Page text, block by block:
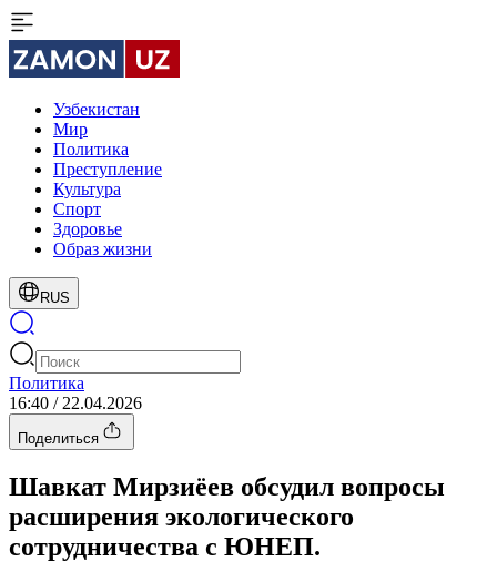
Узбекистан
Мир
Политика
Преступление
Культура
Спорт
Здоровье
Образ жизни
RUS
Политика
16:40 / 22.04.2026
Поделиться
Шавкат Мирзиёев обсудил вопросы
расширения экологического
сотрудничества с ЮНЕП.